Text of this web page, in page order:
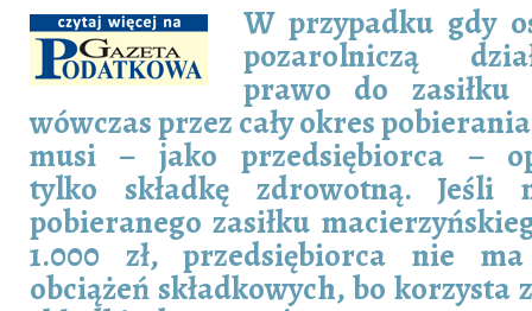
W przypadku gdy
pozarolniczą
prawo do zasiłku
wówczas przez cały okres
musi – jako przedsiębiorca –
tylko składkę zdrowotną. Jeśli
pobieranego zasiłku
1.000 zł, przedsiębiorca nie
obciążeń składkowych, bo korzysta